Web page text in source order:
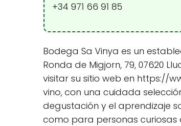
+34 971 66 91 85
Bodega Sa Vinya es un
Ronda de Migjorn, 79, 07620
visitar su sitio web en https://
vino, con una cuidada
degustación y el aprendizaje
como para personas curiosas